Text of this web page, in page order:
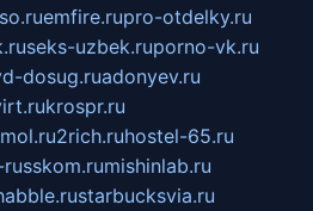
emfire.rupro-otdelky.ru
seks-uzbek.ruporno-vk.ru
dosug.ruadonyev.ru
krospr.ru
2rich.ruhostel-65.ru
mishinlab.ru
starbucksvia.ru